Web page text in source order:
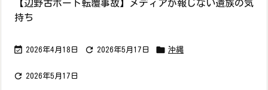
【辺野古ボート転覆事故】メディアが報じない遺族の気
持ち
 2026年4月18日  2026年5月17日  沖縄
 2026年5月17日